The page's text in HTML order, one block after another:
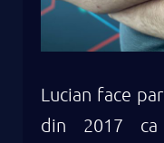
Lucian face
din 2017